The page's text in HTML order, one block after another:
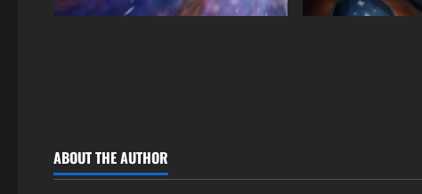
ABOUT THE AUTHOR